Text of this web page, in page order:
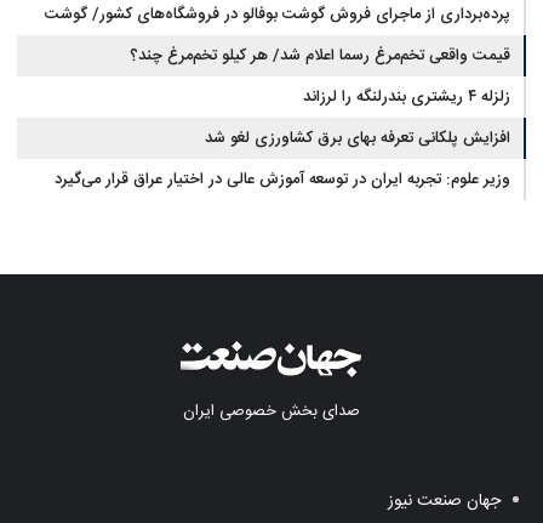
پرده‌برداری از ماجرای فروش گوشت بوفالو در فروشگاه‌های کشور/ گوشت
بوفالو از کجا وارد می‌شود؟/ هر کیلو بوفالو با چه قیمتی به فروش می‌رود؟
قیمت واقعی تخم‌مرغ رسما اعلام شد/ هر کیلو تخم‌مرغ چند؟
زلزله ۴ ریشتری بندرلنگه را لرزاند
افزایش پلکانی تعرفه بهای برق کشاورزی لغو شد
وزیر علوم: تجربه ایران در توسعه آموزش عالی در اختیار عراق قرار می‌گیرد
صدای بخش خصوصی ایران
جهان صنعت نیوز